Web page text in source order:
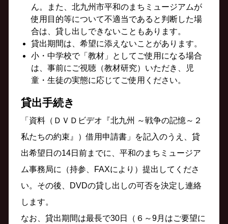
ん。また、北九州市平和のまちミュージアムが
使用目的等について不適当であると判断した場
合は、貸し出しできないこともあります。
貸出期間は、希望に添えないことがあります。
小・中学校で「教材」としてご使用になる場合
は、事前にご視聴（教材研究）いただき、児
童・生徒の実態に応じてご使用ください。
貸出手続き
「資料（ＤＶＤビデオ『北九州 ～戦争の記憶～２
私たちの約束』）借用申請書」を記入のうえ、貸
出希望日の14日前までに、平和のまちミュージア
ム事務局に（持参、FAXにより）提出してくださ
い。その後、DVDの貸し出しの可否を決定し連絡
します。
なお、貸出期間は最長で30日（６～9月はご要望に